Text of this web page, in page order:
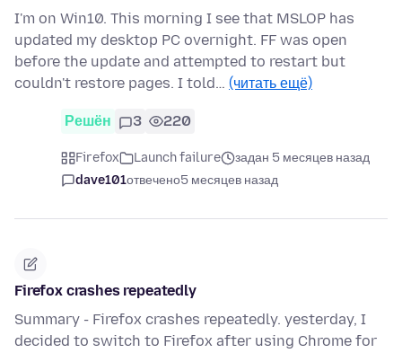
I'm on Win10. This morning I see that MSLOP has
updated my desktop PC overnight. FF was open
before the update and attempted to restart but
couldn't restore pages. I told… (читать ещё)
Решён 3 220
Firefox Launch failure
задан 5 месяцев назад
dave101отвечено5 месяцев назад
Firefox crashes repeatedly
Summary - Firefox crashes repeatedly. yesterday, I
decided to switch to Firefox after using Chrome for